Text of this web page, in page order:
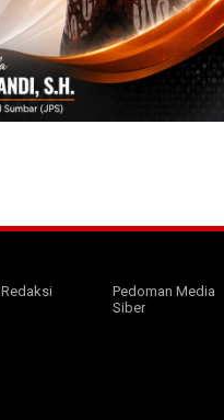
Redaksi
Pedoman Media
Siber